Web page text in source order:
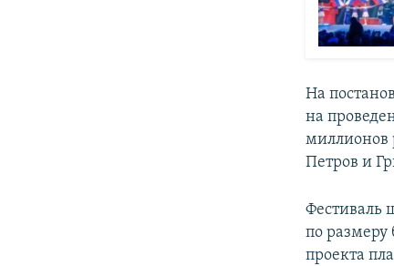
На
на
миллионов
Петров и
Фестиваль
по размеру
проекта